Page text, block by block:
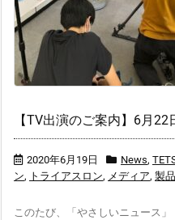
【TV出演のご案内】6月
2020年6月19日 News,
ン, トライアスロン, メディア, 製
このたび、「やさしいニュース」